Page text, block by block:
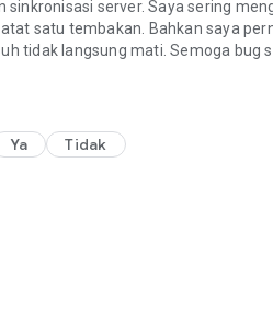
faq/ff
server. Saya sering
satu tembakan. Bahkan saya
tidak langsung mati. Semoga bug
Ya Tidak